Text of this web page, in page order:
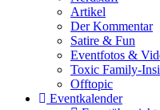
Artikel
Der Kommentar
Satire & Fun
Eventfotos &
Toxic Family-
Offtopic
Eventkalender